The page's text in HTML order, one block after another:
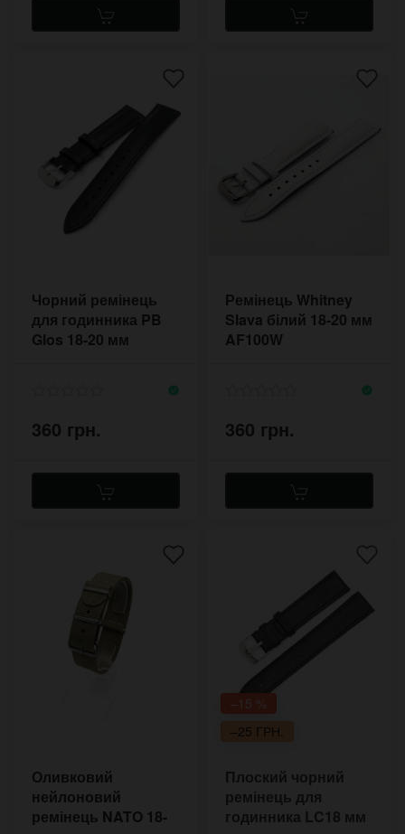
Чорний ремінець
для годинника PB
Glos 18-20 мм
360 грн.
Ремінець Whitney
Slava білий 18-20 мм
AF100W
360 грн.
Оливковий
нейлоновий
ремінець NATO 18-
–15 %
–25 ГРН.
Плоский чорний
ремінець для
годинника LC18 мм